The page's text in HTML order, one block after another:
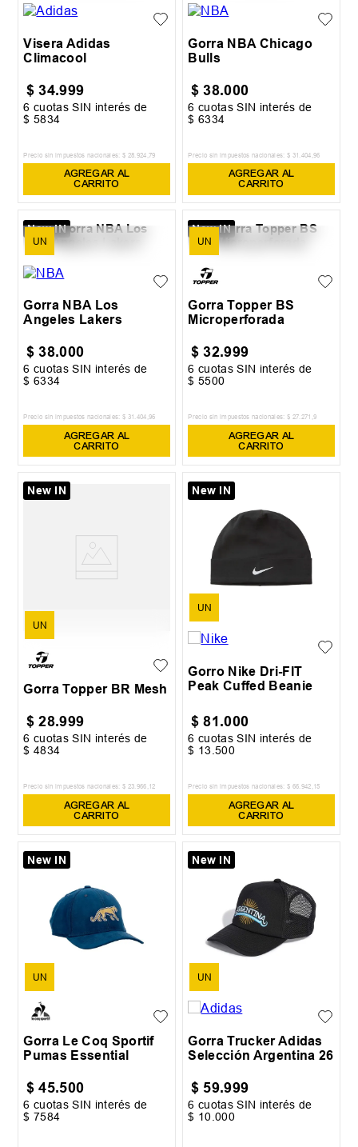
Visera Adidas
Climacool
$ 34.999
6 cuotas SIN interés de
$ 5834
Precio sin impuestos nacionales: $ 28 924 79
AGREGAR AL
CARRITO
Gorra NBA Chicago
Bulls
$ 38.000
6 cuotas SIN interés de
$ 6334
Precio sin impuestos nacionales: $ 31 404 96
AGREGAR AL
CARRITO
New IN
UN
Gorra NBA Los
Angeles Lakers
$ 38.000
6 cuotas SIN interés de
$ 6334
Precio sin impuestos nacionales: $ 31 .404 ,96
AGREGAR AL
CARRITO
New IN
UN
Gorra Topper BS
Microperforada
$ 32.999
6 cuotas SIN interés de
$ 5500
Precio sin impuestos nacionales: $ 27.271 ,9
AGREGAR AL
CARRITO
New IN
UN
Gorra Topper BR Mesh
$ 28.999
6 cuotas SIN interés de
$ 4834
Precio sin impuestos nacionales: $ 23.966 ,12
AGREGAR AL
CARRITO
New IN
UN
Gorro Nike Dri-FIT
Peak Cuffed Beanie
$ 81.000
6 cuotas SIN interés de
$ 13.500
Precio sin impuestos nacionales: $ 66.942 ,15
AGREGAR AL
CARRITO
New IN
UN
Gorra Le Coq Sportif
Pumas Essential
$ 45.500
6 cuotas SIN interés de
$ 7584
New IN
UN
Gorra Trucker Adidas
Selección Argentina 26
$ 59.999
6 cuotas SIN interés de
$ 10 .000